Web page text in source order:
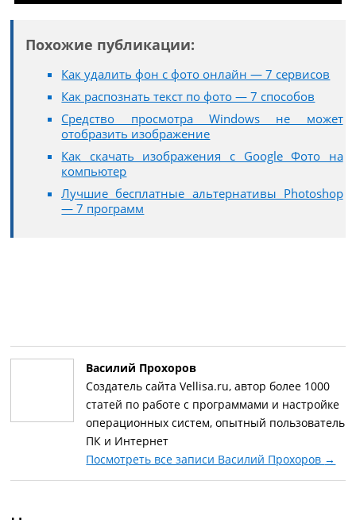
Похожие публикации:
Как удалить фон с фото онлайн — 7 сервисов
Как распознать текст по фото — 7 способов
Средство просмотра Windows не может
отобразить изображение
Как скачать изображения с Google Фото на
компьютер
Лучшие бесплатные альтернативы Photoshop
— 7 программ
Василий Прохоров
Создатель сайта Vellisa.ru, автор более 1000
статей по работе с программами и настройке
операционных систем, опытный пользователь
ПК и Интернет
Посмотреть все записи Василий Прохоров →